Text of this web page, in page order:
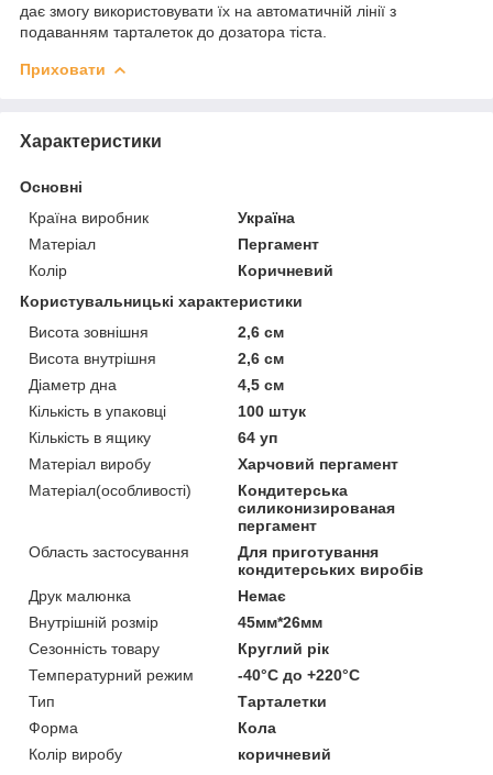
дає змогу використовувати їх на автоматичній лінії з
подаванням тарталеток до дозатора тіста.
Приховати
Характеристики
Основні
Країна виробник
Україна
Матеріал
Пергамент
Колір
Коричневий
Користувальницькі характеристики
Висота зовнішня
2,6 см
Висота внутрішня
2,6 см
Діаметр дна
4,5 см
Кількість в упаковці
100 штук
Кількість в ящику
64 уп
Матеріал виробу
Харчовий пергамент
Матеріал(особливості)
Кондитерська
силиконизированая
пергамент
Область застосування
Для приготування
кондитерських виробів
Друк малюнка
Немає
Внутрішній розмір
45мм*26мм
Сезонність товару
Круглий рік
Температурний режим
-40°С до +220°С
Тип
Тарталетки
Форма
Кола
Колір виробу
коричневий